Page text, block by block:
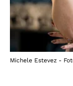
Michele Estevez -